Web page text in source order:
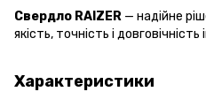
Свердло RAIZER — надійне
якість, точність і
Характеристики